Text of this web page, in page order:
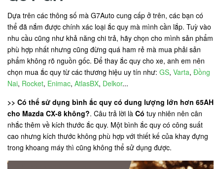
Dựa trên các thông số mà G7Auto cung cấp ở trên, các bạn có
thể đã nắm được chính xác loại ắc quy mà mình cần lắp. Tuỳ vào
nhu cầu cũng như khả năng chi trả, hãy chọn cho mình sản phẩm
phù hợp nhất nhưng cũng đừng quá ham rẻ mà mua phải sản
phẩm không rõ nguồn gốc. Để thay ắc quy cho xe, anh em nên
chọn mua ắc quy từ các thương hiệu uy tín như: GS, Varta, Đồng
Nai, Rocket, Enimac, AtlasBX, Delkor...
>> Có thể sử dụng bình ắc quy có dung lượng lớn hơn 65AH
cho Mazda CX-8 không?. Câu trả lời là Có tuy nhiên nên cân
nhắc thêm về kích thước ắc quy. Một bình ắc quy có công suất
cao nhưng kích thước không phù hợp với thiết kế của khay đựng
trong khoang máy thì cũng không thể sử dụng được.